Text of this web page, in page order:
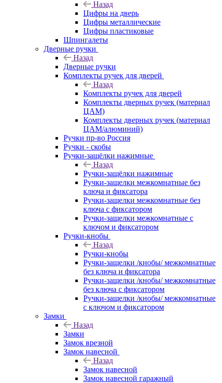
Назад
Цифры на дверь
Цифры металлические
Цифры пластиковые
Шпингалеты
Дверные ручки
Назад
Дверные ручки
Комплекты ручек для дверей
Назад
Комплекты ручек для дверей
Комплекты дверных ручек (материал
ЦАМ)
Комплекты дверных ручек (материал
ЦАМ/алюминий)
Ручки пр-во Россия
Ручки - скобы
Ручки-защёлки нажимные
Назад
Ручки-защёлки нажимные
Ручки-защелки межкомнатные без
ключа и фиксатора
Ручки-защелки межкомнатные без
ключа с фиксатором
Ручки-защелки межкомнатные с
ключом и фиксатором
Ручки-кнобы
Назад
Ручки-кнобы
Ручки-защелки /кнобы/ межкомнатные
без ключа и фиксатора
Ручки-защелки /кнобы/ межкомнатные
без ключа с фиксатором
Ручки-защелки /кнобы/ межкомнатные
с ключом и фиксатором
Замки
Назад
Замки
Замок врезной
Замок навесной
Назад
Замок навесной
Замок навесной гаражный